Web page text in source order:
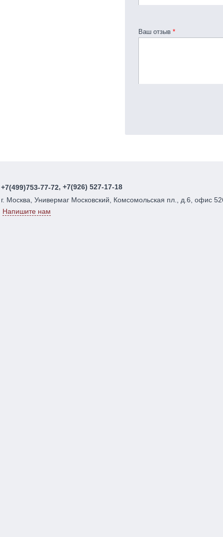
Ваш отзыв *
+7(499)753-77-72, +7(926) 527-17-18
г. Москва, Универмаг Московский, Комсомольская пл., д.6, офис
Напишите нам